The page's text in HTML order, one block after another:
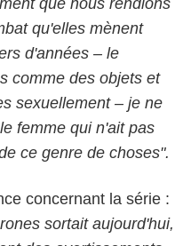
qu'elles mènent
d'années – le
comme des objets et
sexuellement – je ne
femme qui n'ait pas
ce genre de choses".
concernant la série :
sortait aujourd'hui,